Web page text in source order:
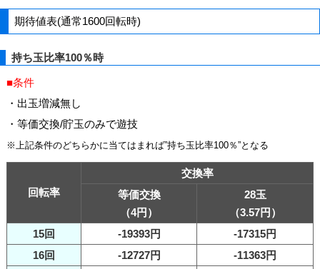
期待値表(通常1600回転時)
持ち玉比率100％時
■条件
・出玉増減無し
・等価交換/貯玉のみで遊技
※上記条件のどちらかに当てはまれば”持ち玉比率100％”となる
回転率
交換率
等価交換
（4円）
28玉
（3.57円）
15回
-19393円
-17315円
16回
-12727円
-11363円